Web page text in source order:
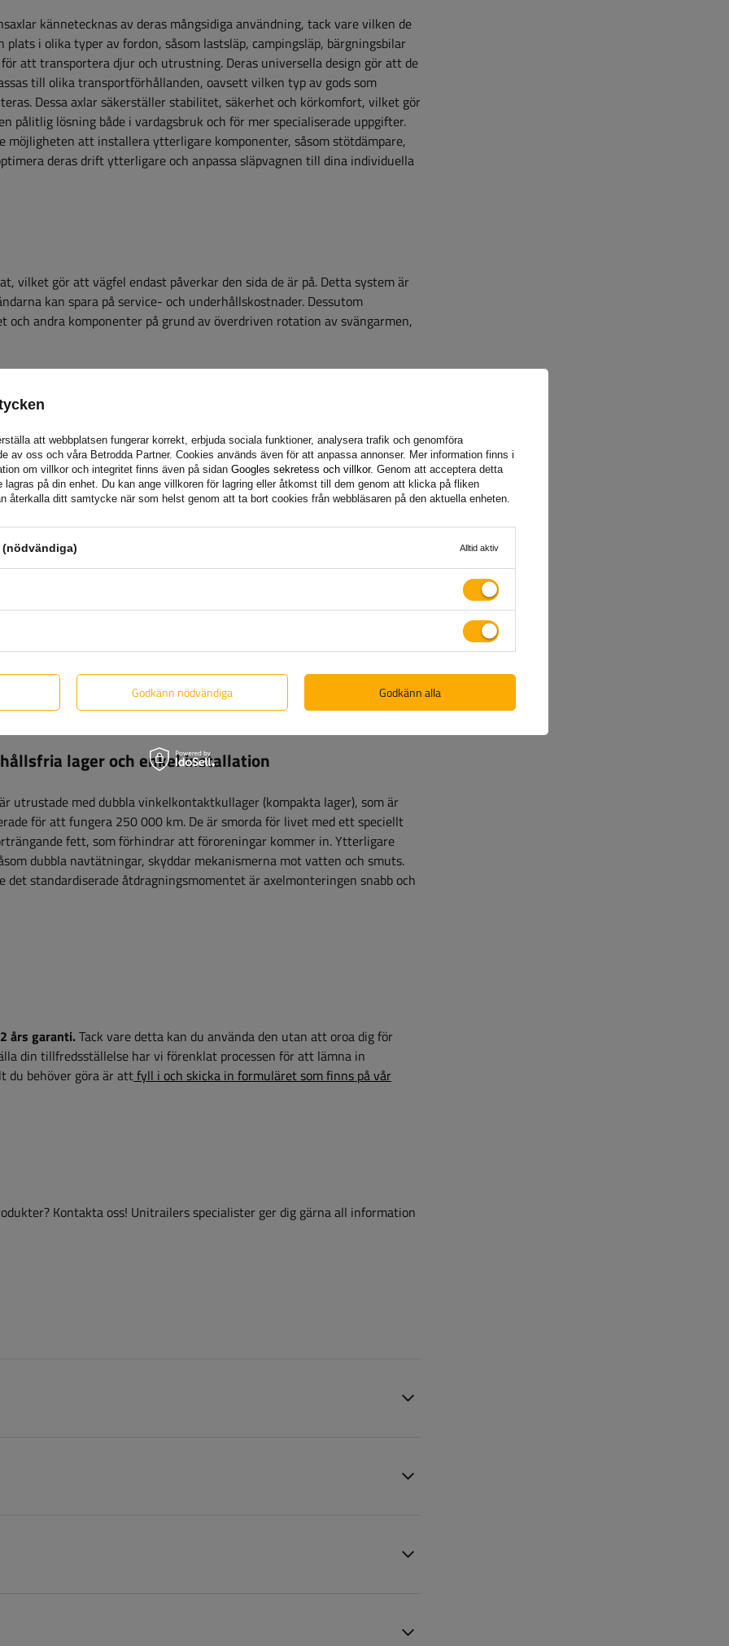
kännetecknas av deras mångsidiga användning, tack vare vilken de
plats i olika typer av fordon, såsom lastsläp, campingsläp, bärgningsbilar
för att transportera djur och utrustning. Deras universella design gör att de
till olika transportförhållanden, oavsett vilken typ av gods som
Dessa axlar säkerställer stabilitet, säkerhet och körkomfort, vilket gör
pålitlig lösning både i vardagsbruk och för mer specialiserade uppgifter.
möjligheten att installera ytterligare komponenter, såsom stötdämpare,
deras drift ytterligare och anpassa släpvagnen till dina individuella
vilket gör att vägfel endast påverkar den sida de är på. Detta system är
kan spara på service- och underhållskostnader. Dessutom
andra komponenter på grund av överdriven rotation av svängarmen,
med gummirullar,
och mjukare stötdämpning
effektivt. Jämfört med
dämpning av
är skyddade mot korrosion tack vare varmförzinkning, vilket
som kräver hög precision är galvaniserade, vilket ger 5 års skydd mot
plätering, som skyddar dem i 4 år. Dessa olika
vilket säkerställer deras långa hållbarhet och motståndskraft mot
lager och enkel installation
utrustade med dubbla vinkelkontaktkullager (kompakta lager), som är
för att fungera 250 000 km. De är smorda för livet med ett speciellt
fett, som förhindrar att föroreningar kommer in. Ytterligare
dubbla navtätningar, skyddar mekanismerna mot vatten och smuts.
det standardiserade åtdragningsmomentet är axelmonteringen snabb och
års garanti.Tack vare detta kan du använda den utan att oroa dig för
din tillfredsställelse har vi förenklat processen för att lämna in
du behöver göra är attfyll i och skicka in formuläret som finns på vår
Kontakta oss! Unitrailers specialister ger dig gärna all information
att webbplatsen fungerar korrekt, erbjuda sociala funktioner, analysera trafik och genomföra
av oss och våra Betrodda Partner. Cookies används även för att anpassa annonser. Mer information finns i
om villkor och integritet finns även på sidan Googles sekretess och villkor. Genom att acceptera detta
lagras på din enhet. Du kan ange villkoren för lagring eller åtkomst till dem genom att klicka på fliken
återkalla ditt samtycke när som helst genom att ta bort cookies från webbläsaren på den aktuella enheten.
Alltid aktiv
Godkänn nödvändiga Godkänn alla